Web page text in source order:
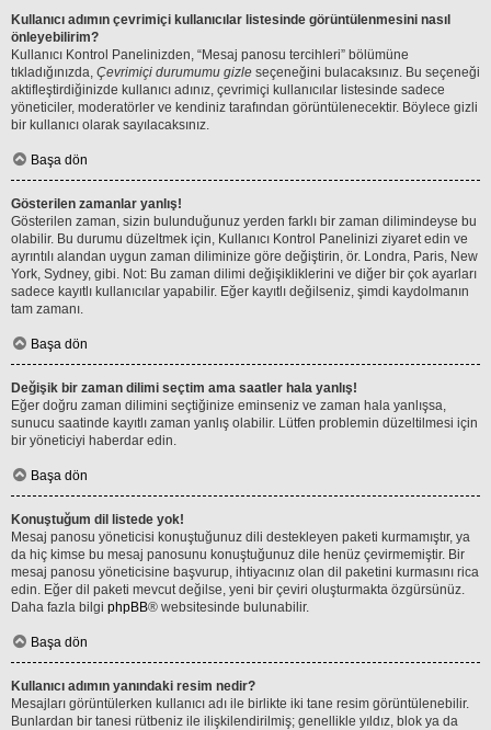
Kullanıcı adımın çevrimiçi kullanıcılar listesinde görüntülenmesini nasıl
önleyebilirim?
Kullanıcı Kontrol Panelinizden, “Mesaj panosu tercihleri” bölümüne
tıkladığınızda, Çevrimiçi durumumu gizle seçeneğini bulacaksınız. Bu seçeneği
aktifleştirdiğinizde kullanıcı adınız, çevrimiçi kullanıcılar listesinde sadece
yöneticiler, moderatörler ve kendiniz tarafından görüntülenecektir. Böylece gizli
bir kullanıcı olarak sayılacaksınız.
Başa dön
Gösterilen zamanlar yanlış!
Gösterilen zaman, sizin bulunduğunuz yerden farklı bir zaman dilimindeyse bu
olabilir. Bu durumu düzeltmek için, Kullanıcı Kontrol Panelinizi ziyaret edin ve
ayrıntılı alandan uygun zaman diliminize göre değiştirin, ör. Londra, Paris, New
York, Sydney, gibi. Not: Bu zaman dilimi değişikliklerini ve diğer bir çok ayarları
sadece kayıtlı kullanıcılar yapabilir. Eğer kayıtlı değilseniz, şimdi kaydolmanın
tam zamanı.
Başa dön
Değişik bir zaman dilimi seçtim ama saatler hala yanlış!
Eğer doğru zaman dilimini seçtiğinize eminseniz ve zaman hala yanlışsa,
sunucu saatinde kayıtlı zaman yanlış olabilir. Lütfen problemin düzeltilmesi için
bir yöneticiyi haberdar edin.
Başa dön
Konuştuğum dil listede yok!
Mesaj panosu yöneticisi konuştuğunuz dili destekleyen paketi kurmamıştır, ya
da hiç kimse bu mesaj panosunu konuştuğunuz dile henüz çevirmemiştir. Bir
mesaj panosu yöneticisine başvurup, ihtiyacınız olan dil paketini kurmasını rica
edin. Eğer dil paketi mevcut değilse, yeni bir çeviri oluşturmakta özgürsünüz.
Daha fazla bilgi phpBB® websitesinde bulunabilir.
Başa dön
Kullanıcı adımın yanındaki resim nedir?
Mesajları görüntülerken kullanıcı adı ile birlikte iki tane resim görüntülenebilir.
Bunlardan bir tanesi rütbeniz ile ilişkilendirilmiş; genellikle yıldız, blok ya da